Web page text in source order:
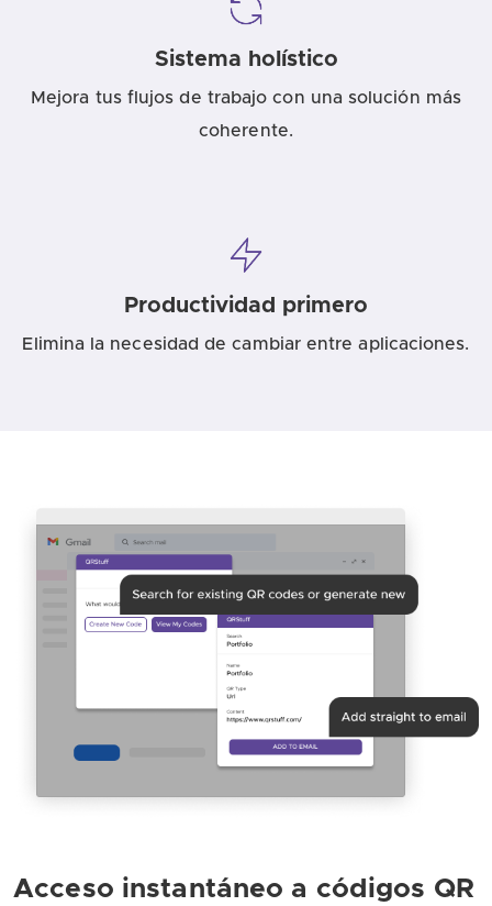
Sistema holístico
Mejora tus flujos de trabajo con una solución más
coherente.
Productividad primero
Elimina la necesidad de cambiar entre aplicaciones.
Acceso instantáneo a códigos QR